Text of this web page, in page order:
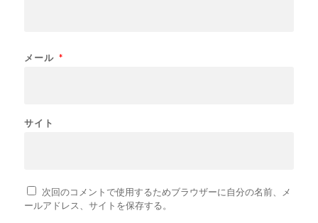
メール *
サイト
次回のコメントで使用するためブラウザーに自分の名前、メ
ールアドレス、サイトを保存する。